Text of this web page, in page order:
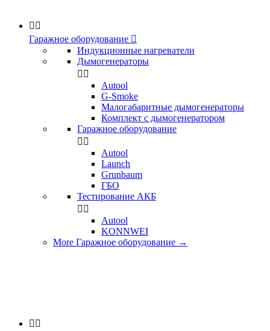
 
Гаражное оборудование 
Индукционные нагреватели
Дымогенераторы
 
Аutool
G-Smoke
Малогабаритные дымогенераторы
Комплект с дымогенератором
Гаражное оборудование
 
Autool
Launch
Grunbaum
ГБО
Тестирование АКБ
 
Autool
KONNWEI
More Гаражное оборудование →
 